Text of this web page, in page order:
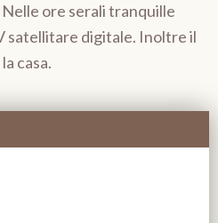
ore serali tranquille
satellitare digitale. Inoltre il
casa.